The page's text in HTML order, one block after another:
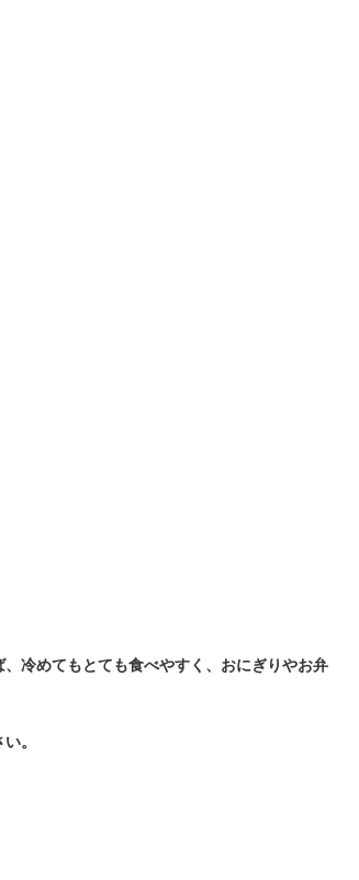
冷めてもとても食べやすく、おにぎりやお弁
。